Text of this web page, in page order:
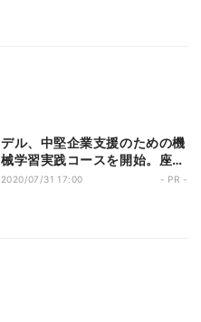
デル、中堅企業支援のための機
械学習実践コースを開始。座学
の枠を超えプログラミングコー
2020/07/31 17:00 - PR -